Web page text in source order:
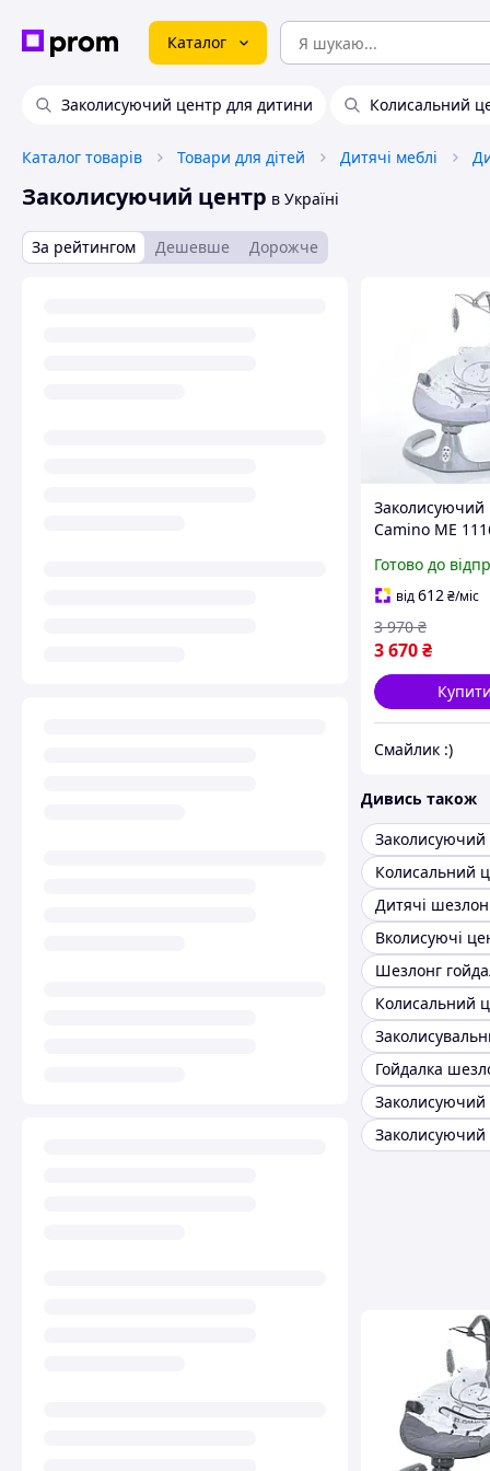
Каталог
Заколисуючий центр для дитини Колисальний
Каталог товарів Товари для дітей Дитячі меблі
Заколисуючий центр в Україні
За рейтингом Дешевше Дорожче
Заколисуючий
Camino ME
керування
світлий
Готово до
від612₴/міс
3 670₴
3 970 ₴
Купити
Смайлик :)
Дивись також
Колисальний